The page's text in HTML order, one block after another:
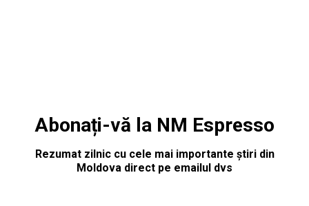
Abonați-vă la NM Espresso
Rezumat zilnic cu cele mai importante știri din
Moldova direct pe emailul dvs